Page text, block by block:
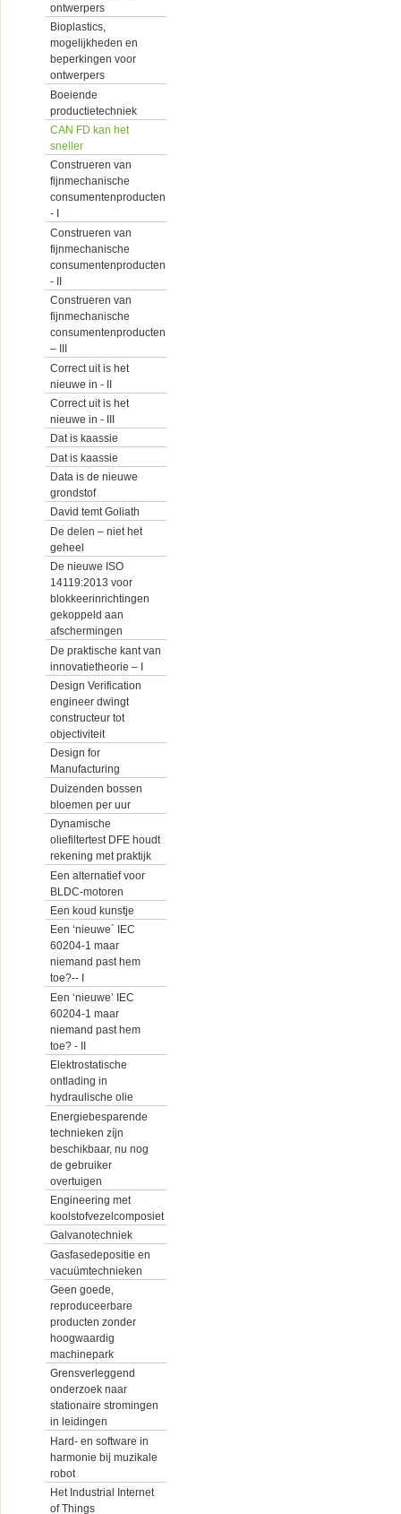
ontwerpers
Bioplastics,
mogelijkheden en
beperkingen voor
ontwerpers
Boeiende
productietechniek
CAN FD kan het
sneller
Construeren van
fijnmechanische
consumentenproducten
- I
Construeren van
fijnmechanische
consumentenproducten
- II
Construeren van
fijnmechanische
consumentenproducten
– III
Correct uit is het
nieuwe in - II
Correct uit is het
nieuwe in - III
Dat is kaassie
Dat is kaassie
Data is de nieuwe
grondstof
David temt Goliath
De delen – niet het
geheel
De nieuwe ISO
14119:2013 voor
blokkeerinrichtingen
gekoppeld aan
afschermingen
De praktische kant van
innovatietheorie – I
Design Verification
engineer dwingt
constructeur tot
objectiviteit
Design for
Manufacturing
Duizenden bossen
bloemen per uur
Dynamische
oliefiltertest DFE houdt
rekening met praktijk
Een alternatief voor
BLDC-motoren
Een koud kunstje
Een ‘nieuwe´ IEC
60204-1 maar
niemand past hem
toe?-- I
Een ‘nieuwe’ IEC
60204-1 maar
niemand past hem
toe? - II
Elektrostatische
ontlading in
hydraulische olie
Energiebesparende
technieken zíjn
beschikbaar, nu nog
de gebruiker
overtuigen
Engineering met
koolstofvezelcomposiet
Galvanotechniek
Gasfasedepositie en
vacuümtechnieken
Geen goede,
reproduceerbare
producten zonder
hoogwaardig
machinepark
Grensverleggend
onderzoek naar
stationaire stromingen
in leidingen
Hard- en software in
harmonie bij muzikale
robot
Het Industrial Internet
of Things